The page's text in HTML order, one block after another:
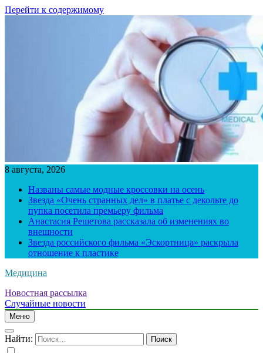
Перейти к содержимому
8 августа, 2026
Названы самые модные кроссовки на осень
Звезда «Очень странных дел» в платье с декольте до
пупка посетила премьеру фильма
Анастасия Решетова рассказала об изменениях во
внешности
Звезда российского фильма «Эскортница» раскрыла
отношение к пластике
Медицина
Новостная рассылка
Случайные новости
Меню
Найти: